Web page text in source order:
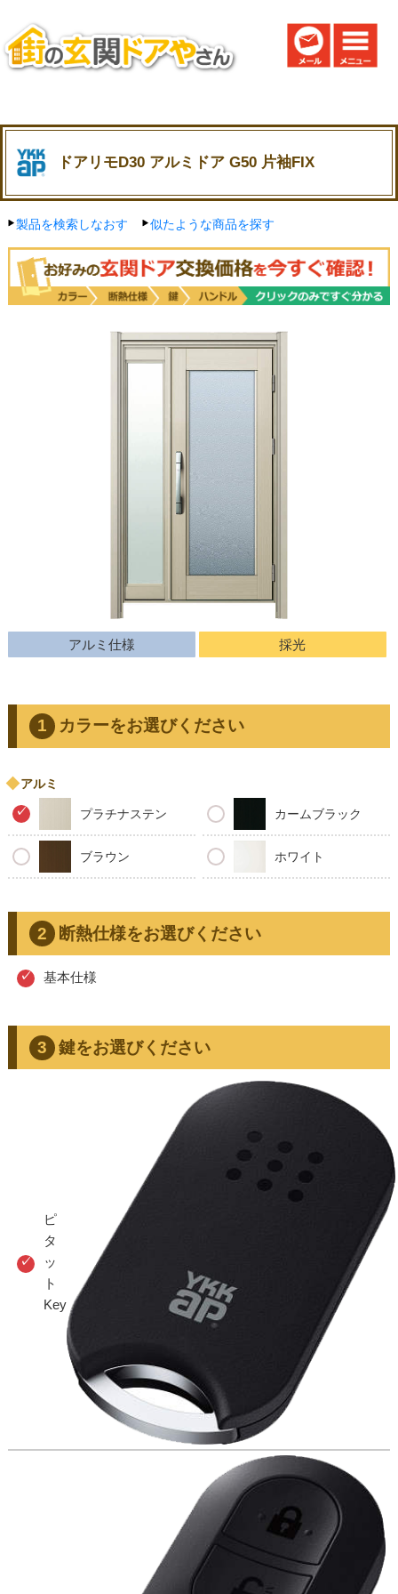
ドアリモD30 アルミドア G50 片袖FIX
製品を検索しなおす 似たような商品を探す
アルミ仕様 採光
カラーをお選びください
アルミ
プラチナステン カームブラック
ブラウン ホワイト
断熱仕様をお選びください
基本仕様
鍵をお選びください
ピ
タ
ッ
ト
Key